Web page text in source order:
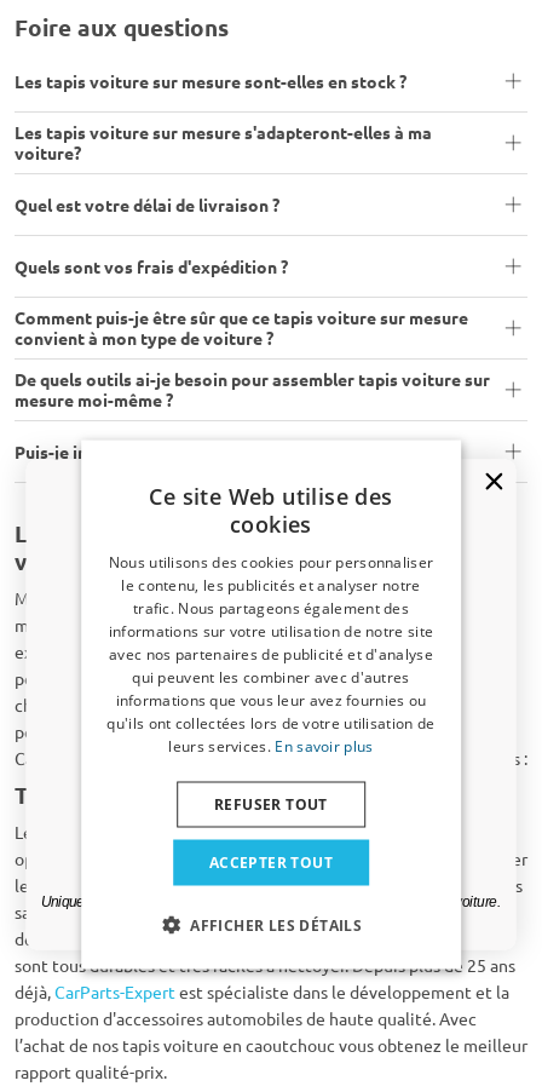
Foire aux questions
Les tapis voiture sur mesure sont-elles en stock ?
Les tapis voiture sur mesure s'adapteront-elles à ma
voiture?
Quel est votre délai de livraison ?
Quels sont vos frais d'expédition ?
Comment puis-je être sûr que ce tapis voiture sur mesure
convient à mon type de voiture ?
De quels outils ai-je besoin pour assembler tapis voiture sur
mesure moi-même ?
Puis-je installer un tapis voiture sur mesure moi-même ?
La boutique en ligne CarParts-Expert : tapis
voiture sur mesure pour un prix avantageux
Malgré nos prix compétitifs, les tapis de sol en caoutchouc ou en
moquette de notre boutique en ligne se distinguent par leur
excellente qualité. Ils ont un ajustement parfait, fait sur mesure
pour votre modèle de voiture. De plus, ils sont faciles à installer :
chaque ensemble de tapis de voiture sur mesure vient toujours, si
possible, avec le système de fixation d’origine de votre voiture.
CarParts-Expert fournit des tapis auto sur mesure en deux versions :
Tapis voiture sur mesure en caoutchouc
Les tapis de sol auto en caoutchouc donnent une protection
optimale au sol de votre voiture. Ces tapis permettent de préserver
les moquettes de la voiture contre l’humidité, les dommages et les
saletés. Nos tapis voiture sont disponibles en différentes qualités
de caoutchouc, mais quel que soit le type que vous choisissez, ils
sont tous durables et très faciles à nettoyer. Depuis plus de 25 ans
déjà,CarParts-Expert est spécialiste dans le développement et la
production d'accessoires automobiles de haute qualité. Avec
l’achat de nos tapis voiture en caoutchouc vous obtenez le meilleur
rapport qualité-prix.
Un code de réduction de 5 % ?
Inscrivez-vous dès maintenant à notre
newsletter et profitez-en ! Votre code promo est
valable 3 jours.
Adresse email
Uniquement des mises à jour et des offres pertinentes pour votre voiture.
Ce site Web utilise des
cookies
Nous utilisons des cookies pour personnaliser
le contenu, les publicités et analyser notre
trafic. Nous partageons également des
informations sur votre utilisation de notre site
avec nos partenaires de publicité et d'analyse
qui peuvent les combiner avec d'autres
informations que vous leur avez fournies ou
qu'ils ont collectées lors de votre utilisation de
leurs services. En savoir plus
ACCEPTER TOUT
REFUSER TOUT
AFFICHER LES DÉTAILS